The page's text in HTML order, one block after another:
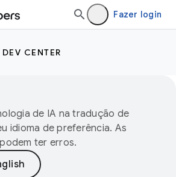
Fazer login
CENTER
de IA na tradução de
idioma de preferência. As
ter erros.